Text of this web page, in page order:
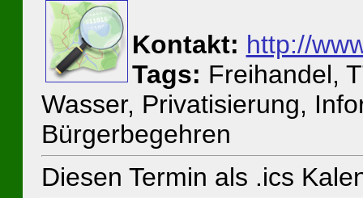
Kontakt: http://
Tags: Freihandel,
Wasser, Privatisierung,
Bürgerbegehren
Diesen Termin als .ics